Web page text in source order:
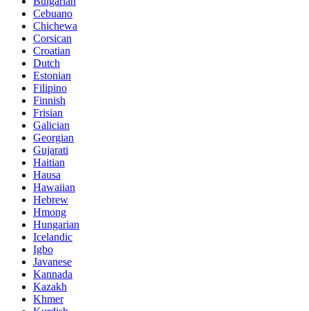
Cebuano
Chichewa
Corsican
Croatian
Dutch
Estonian
Filipino
Finnish
Frisian
Galician
Georgian
Gujarati
Haitian
Hausa
Hawaiian
Hebrew
Hmong
Hungarian
Icelandic
Igbo
Javanese
Kannada
Kazakh
Khmer